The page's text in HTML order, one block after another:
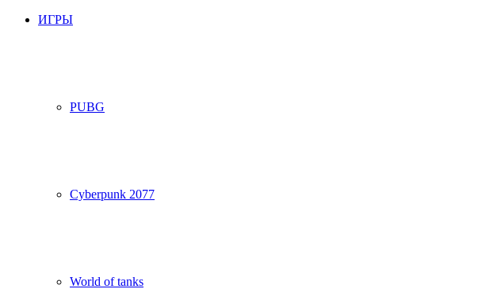
ИГРЫ
PUBG
Cyberpunk 2077
World of tanks